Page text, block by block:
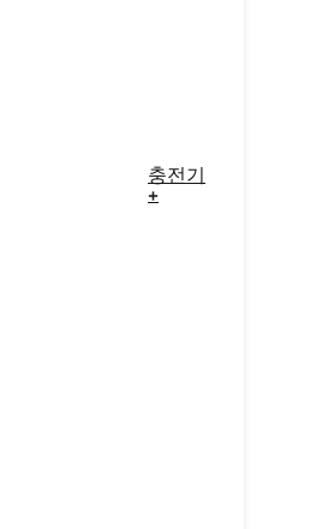
충전기
+